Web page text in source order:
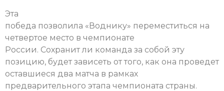
Эта
победа позволила «Воднику» переместиться на
четвертое место в чемпионате
России. Сохранит ли команда за собой эту
позицию, будет зависеть от того, как она проведет
оставшиеся два матча в рамках
предварительного этапа чемпионата страны.